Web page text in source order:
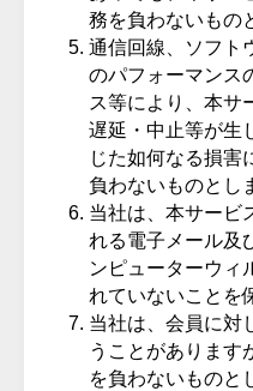
務を負わないもの
通信回線、ソフト
のパフォーマンス
ス等により、本サ
遅延・中止等が生
じた如何なる損害
負わないものとし
当社は、本サービ
れる電子メール及
ンピューターウィ
れていないことを
当社は、会員に対
うことがあります
を負わないものと